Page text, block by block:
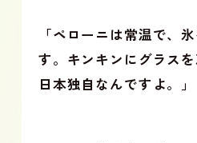
「ペローニは常温で、
す。キンキンにグラス
日本独自なんですよ。」